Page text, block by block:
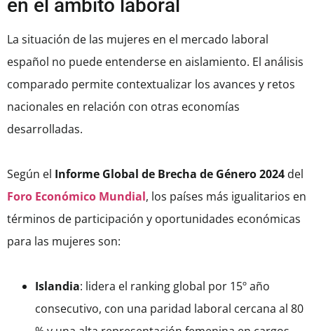
en el ámbito laboral
La situación de las mujeres en el mercado laboral
español no puede entenderse en aislamiento. El análisis
comparado permite contextualizar los avances y retos
nacionales en relación con otras economías
desarrolladas.
Según el Informe Global de Brecha de Género 2024 del
Foro Económico Mundial, los países más igualitarios en
términos de participación y oportunidades económicas
para las mujeres son:
Islandia: lidera el ranking global por 15º año
consecutivo, con una paridad laboral cercana al 80